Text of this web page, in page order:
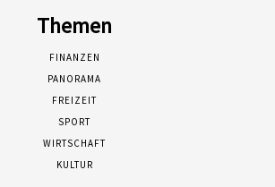
Themen
FINANZEN
PANORAMA
FREIZEIT
SPORT
WIRTSCHAFT
KULTUR